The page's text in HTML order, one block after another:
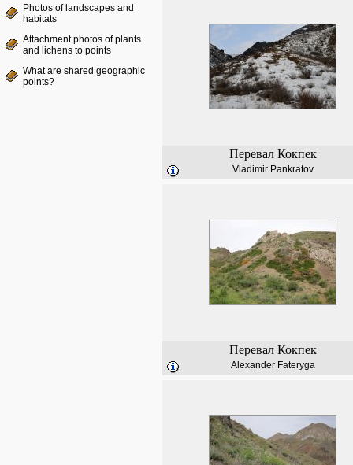
Photos of landscapes and
habitats
Attachment photos of plants
and lichens to points
What are shared geographic
points?
Перевал Кокпек
Vladimir Pankratov
Перевал Кокпек
Alexander Fateryga